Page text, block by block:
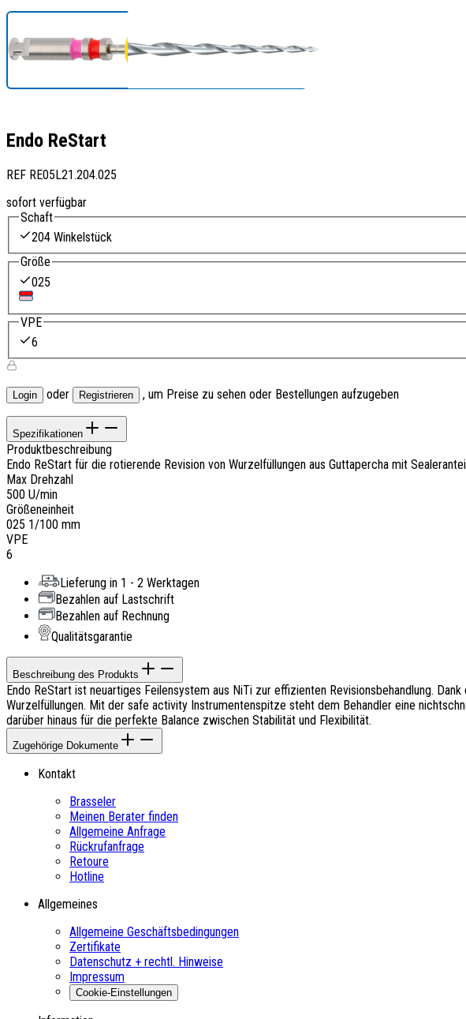
Endo ReStart
REF RE05L21.204.025
sofort verfügbar
Schaft
204 Winkelstück
Größe
025
VPE
6
Login oder Registrieren , um Preise zu sehen oder Bestellungen aufzugeben
Spezifikationen
Produktbeschreibung
Endo ReStart für die rotierende Revision von Wurzelfüllungen aus Guttapercha mit
Max Drehzahl
500 U/min
Größeneinheit
025 1/100 mm
VPE
6
Lieferung in 1 - 2 Werktagen
Bezahlen auf Lastschrift
Bezahlen auf Rechnung
Qualitätsgarantie
Beschreibung des Produkts
Endo ReStart ist neuartiges Feilensystem aus NiTi zur effizienten Revisionsbehandlung.
Wurzelfüllungen. Mit der safe activity Instrumentenspitze steht dem Behandler eine
darüber hinaus für die perfekte Balance zwischen Stabilität und Flexibilität.
Zugehörige Dokumente
Kontakt
Brasseler
Meinen Berater finden
Allgemeine Anfrage
Rückrufanfrage
Retoure
Hotline
Allgemeines
Allgemeine Geschäftsbedingungen
Zertifikate
Datenschutz + rechtl. Hinweise
Impressum
Cookie-Einstellungen